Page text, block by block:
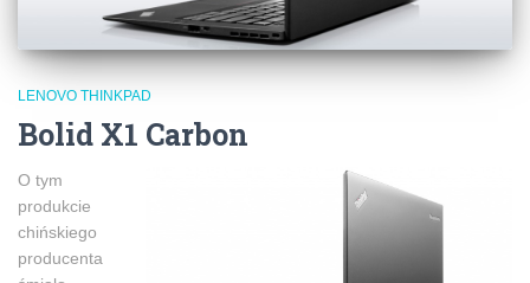
LENOVO THINKPAD
Bolid X1 Carbon
O tym
produkcie
chińskiego
producenta